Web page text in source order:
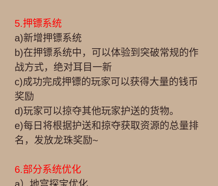
5.押镖系统
a)新增押镖系统
b)在押镖系统中，可以体验到突破常规的作
战方式，绝对耳目一新
c)成功完成押镖的玩家可以获得大量的钱币
奖励
d)玩家可以掠夺其他玩家护送的货物。
e)每日将根据护送和掠夺获取资源的总量排
名，发放龙珠奖励~
6.部分系统优化